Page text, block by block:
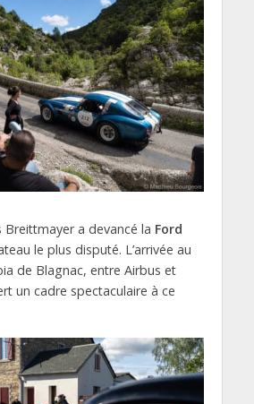
Breittmayer a devancé la Ford
le plus disputé. L’arrivée au
de Blagnac, entre Airbus et
un cadre spectaculaire à ce